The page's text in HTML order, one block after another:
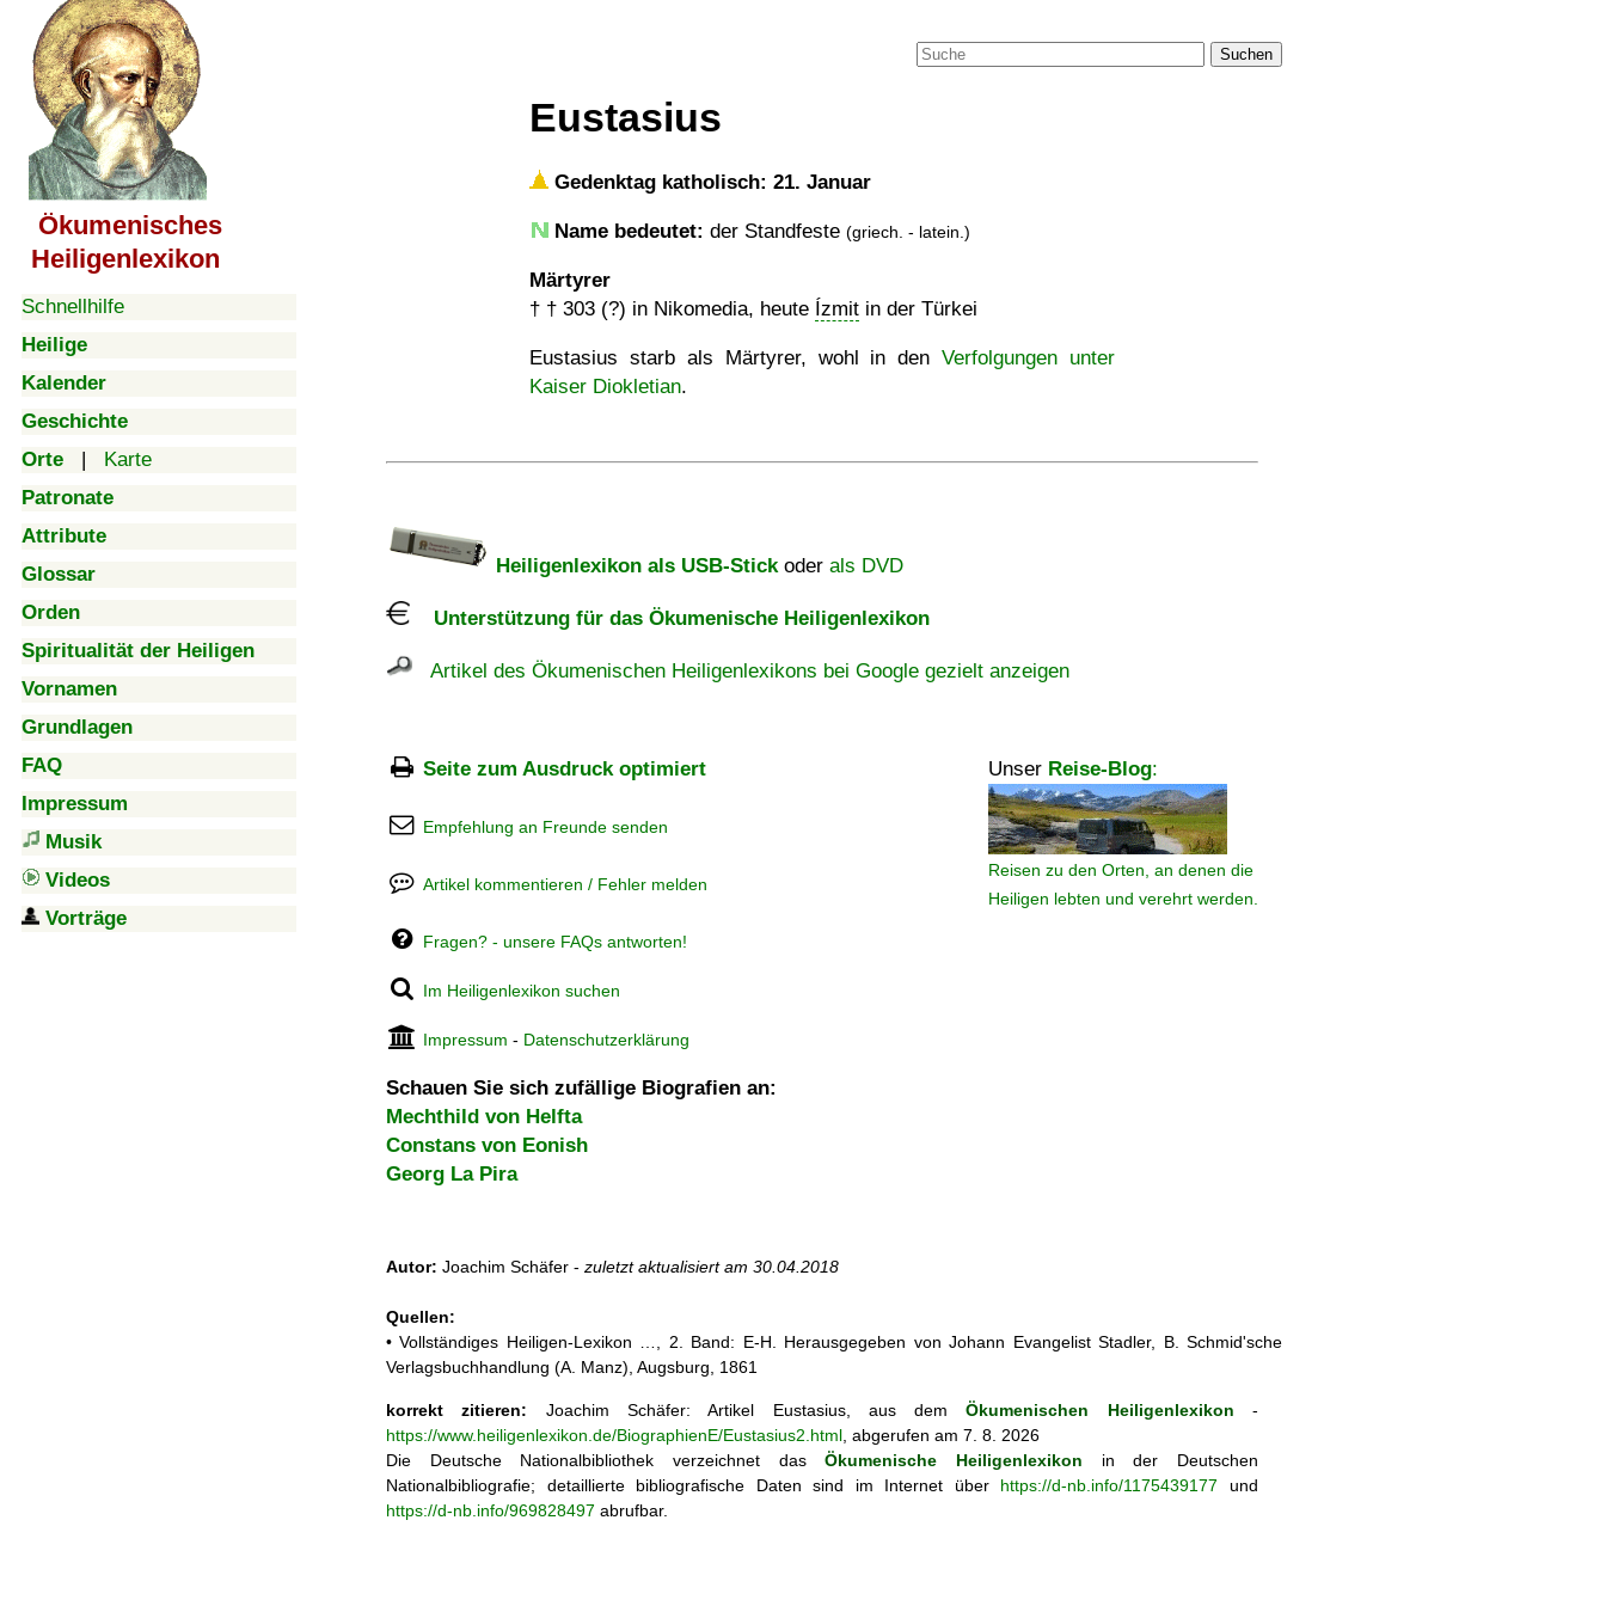
Ökumenisches
Heiligenlexikon
Schnellhilfe
Heilige
Kalender
Geschichte
Orte | Karte
Patronate
Attribute
Glossar
Orden
Spiritualität der Heiligen
Vornamen
Grundlagen
FAQ
Impressum
Musik
Videos
Vorträge
Suchen
Eustasius
Gedenktag katholisch: 21. Januar
Name bedeutet: der Standfeste (griech. - latein.)
Märtyrer
† † 303 (?) in Nikomedia, heute Ízmit in der Türkei
Eustasius starb als Märtyrer, wohl in denVerfolgungen unter
Kaiser Diokletian.
Heiligenlexikon als USB-Stickoder als DVD
Unterstützung für das Ökumenische Heiligenlexikon
Artikel des Ökumenischen Heiligenlexikons bei Google gezielt anzeigen
Seite zum Ausdruck optimiert Unser Reise-Blog:
Reisen zu den Orten, an denen die
Heiligen lebten und verehrt werden.
Empfehlung an Freunde senden
Artikel kommentieren / Fehler melden
Fragen? - unsere FAQs antworten!
Im Heiligenlexikon suchen
Impressum - Datenschutzerklärung
Schauen Sie sich zufällige Biografien an:
Mechthild von Helfta
Constans von Eonish
Georg La Pira
Autor: Joachim Schäfer - zuletzt aktualisiert am 30.04.2018
Quellen:
• Vollständiges Heiligen-Lexikon …, 2. Band: E-H. Herausgegeben von Johann Evangelist Stadler, B. Schmid'sche
Verlagsbuchhandlung (A. Manz), Augsburg, 1861
korrekt zitieren: Joachim Schäfer: Artikel Eustasius, aus demÖkumenischen Heiligenlexikon -
https://www.heiligenlexikon.de/BiographienE/Eustasius2.html , abgerufen am 7. 8. 2026
Die Deutsche Nationalbibliothek verzeichnet dasÖkumenische Heiligenlexikon in der Deutschen
Nationalbibliografie; detaillierte bibliografische Daten sind im Internet über https://d-nb.info/1175439177 und
https://d-nb.info/969828497 abrufbar.